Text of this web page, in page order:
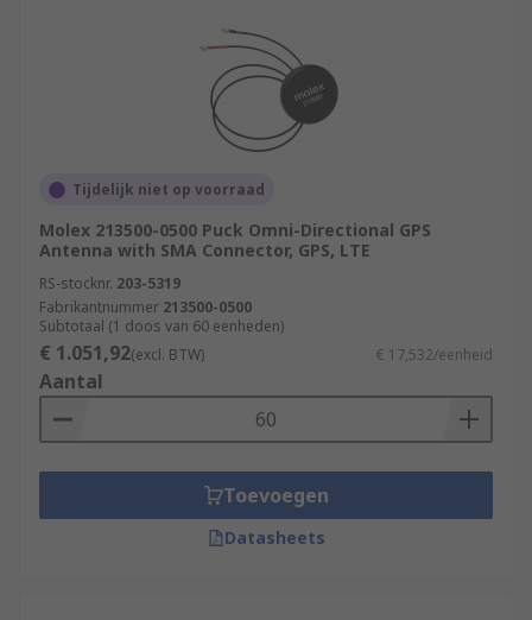
Tijdelijk niet op voorraad
Molex 213500-0500 Puck Omni-Directional GPS
Antenna with SMA Connector, GPS, LTE
RS-stocknr. 203-5319
Fabrikantnummer 213500-0500
Subtotaal (1 doos van 60 eenheden)
€ 1.051,92(excl. BTW) € 17,532/eenheid
Aantal
Toevoegen
Datasheets